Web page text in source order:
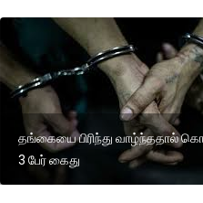
தங்கையை பிரிந்து வாழ்ந்ததால்
3 பேர் கைது